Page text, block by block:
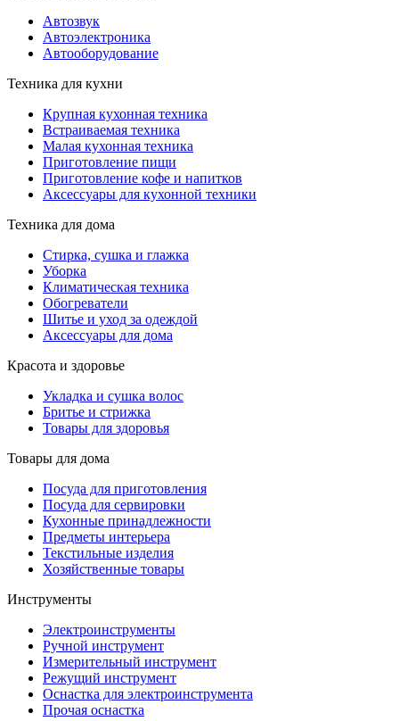
Автозвук
Автоэлектроника
Автооборудование
Техника для кухни
Крупная кухонная техника
Встраиваемая техника
Малая кухонная техника
Приготовление пищи
Приготовление кофе и напитков
Аксессуары для кухонной техники
Техника для дома
Стирка, сушка и глажка
Уборка
Климатическая техника
Обогреватели
Шитье и уход за одеждой
Аксессуары для дома
Красота и здоровье
Укладка и сушка волос
Бритье и стрижка
Товары для здоровья
Товары для дома
Посуда для приготовления
Посуда для сервировки
Кухонные принадлежности
Предметы интерьера
Текстильные изделия
Хозяйственные товары
Инструменты
Электроинструменты
Ручной инструмент
Измерительный инструмент
Режущий инструмент
Оснастка для электроинструмента
Прочая оснастка